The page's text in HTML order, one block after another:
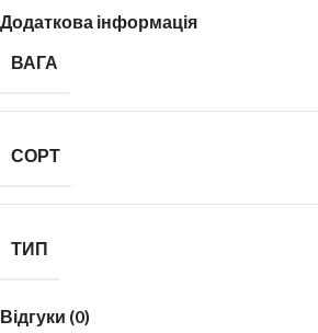
Додаткова інформація
ВАГА
СОРТ
ТИП
Відгуки (0)